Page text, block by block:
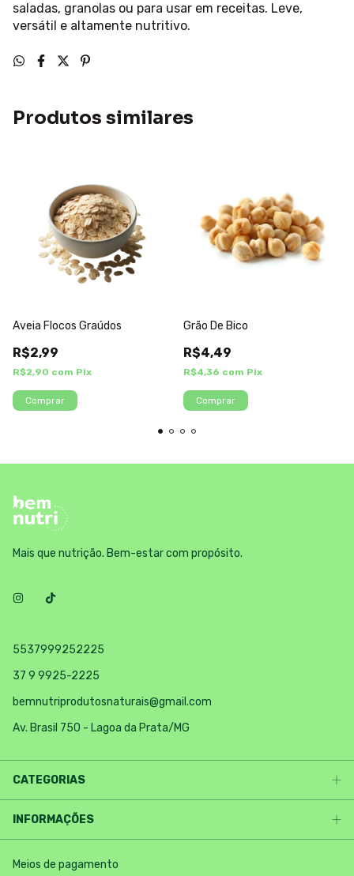
saladas, granolas ou para usar em receitas. Leve,
versátil e altamente nutritivo.
Produtos similares
Aveia Flocos Graúdos
R$2,99
R$2,90 com Pix
Comprar
Grão De Bico
R$4,49
R$4,36 com Pix
Comprar
Mais que nutrição. Bem-estar com propósito.
5537999252225
37 9 9925-2225
bemnutriprodutosnaturais@gmail.com
Av. Brasil 750 - Lagoa da Prata/MG
CATEGORIAS
INFORMAÇÕES
Meios de pagamento